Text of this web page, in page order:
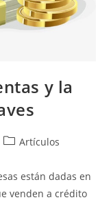
y la
Artículos
están dadas en
venden a crédito